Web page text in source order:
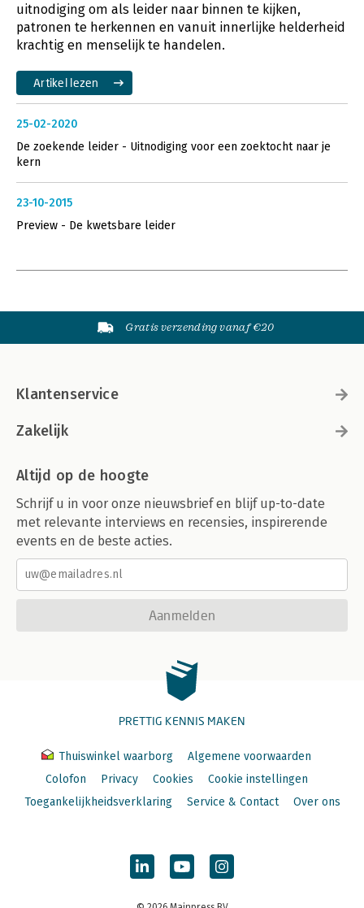
uitnodiging om als leider naar binnen te kijken,
patronen te herkennen en vanuit innerlijke helderheid
krachtig en menselijk te handelen.
Artikel lezen
25-02-2020
De zoekende leider - Uitnodiging voor een zoektocht naar je
kern
23-10-2015
Preview - De kwetsbare leider
Gratis verzending vanaf €20
Klantenservice
Zakelijk
Altijd op de hoogte
Schrijf u in voor onze nieuwsbrief en blijf up-to-date
met relevante interviews en recensies, inspirerende
events en de beste acties.
Aanmelden
PRETTIG KENNIS MAKEN
Thuiswinkel waarborg
Algemene voorwaarden
Colofon
Privacy Cookies
Cookie instellingen
Toegankelijkheidsverklaring
Service & Contact Over ons